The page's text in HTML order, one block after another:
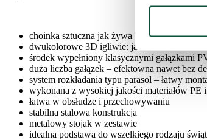
choinka sztuczna jak żywa – naturalna
dwukolorowe 3D igliwie: jasna i ciemna zieleń
środek wypełniony klasycznymi gałązkami
duża liczba gałązek – efektowna nawet bez
system rozkładania typu parasol – łatwy
wykonana z wysokiej jakości materiałów PE
łatwa w obsłudze i przechowywaniu
stabilna stalowa konstrukcja
metalowy stojak w zestawie
idealna podstawa do wszelkiego rodzaju